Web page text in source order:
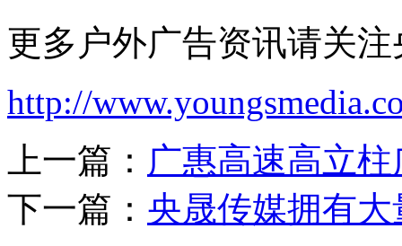
更多户外广告资讯请关
http://
上一篇： 广惠高速高立
下一篇： 央晟传媒拥有